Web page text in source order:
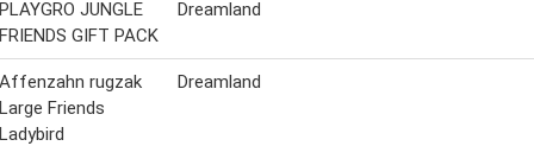
PLAYGRO JUNGLE
FRIENDS GIFT PACK
Dreamland
Affenzahn rugzak
Large Friends
Ladybird
Dreamland